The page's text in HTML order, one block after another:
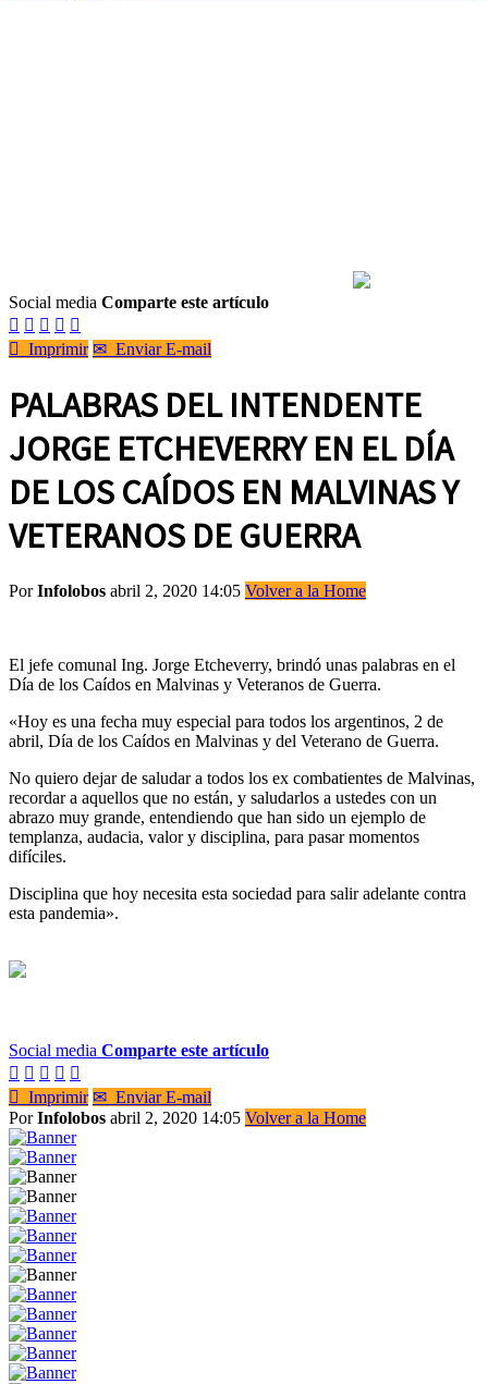
Social media Comparte este artículo
    
 Imprimir ✉ Enviar E-mail
PALABRAS DEL INTENDENTE
JORGE ETCHEVERRY EN EL DÍA
DE LOS CAÍDOS EN MALVINAS Y
VETERANOS DE GUERRA
PorInfolobos abril 2, 2020 14:05 Volver a la Home
El jefe comunal Ing. Jorge Etcheverry, brindó unas palabras en el
Día de los Caídos en Malvinas y Veteranos de Guerra.
«Hoy es una fecha muy especial para todos los argentinos, 2 de
abril, Día de los Caídos en Malvinas y del Veterano de Guerra.
No quiero dejar de saludar a todos los ex combatientes de Malvinas,
recordar a aquellos que no están, y saludarlos a ustedes con un
abrazo muy grande, entendiendo que han sido un ejemplo de
templanza, audacia, valor y disciplina, para pasar momentos
difíciles.
Disciplina que hoy necesita esta sociedad para salir adelante contra
esta pandemia».
Social media Comparte este artículo
    
 Imprimir ✉ Enviar E-mail
PorInfolobos abril 2, 2020 14:05 Volver a la Home